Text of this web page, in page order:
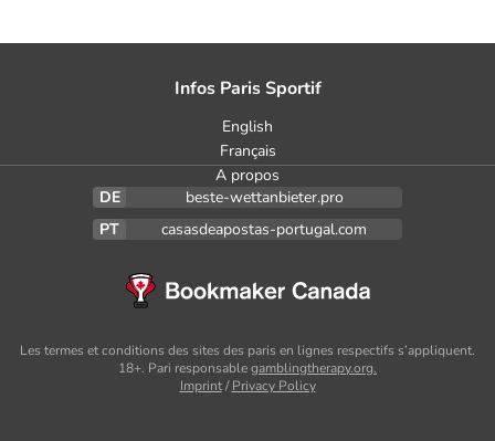
Infos Paris Sportif
English
Français
A propos
beste-wettanbieter.pro
casasdeapostas-portugal.com
Les termes et conditions des sites des paris en lignes respectifs s’appliquent.
18+. Pari responsablegamblingtherapy.org.
Imprint/Privacy Policy